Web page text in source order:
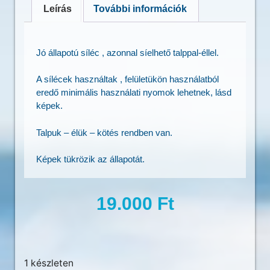
Leírás További információk
Jó állapotú síléc , azonnal síelhető talppal-éllel.
A sílécek használtak , felületükön használatból
eredő minimális használati nyomok lehetnek, lásd
képek.
Talpuk – élük – kötés rendben van.
Képek tükrözik az állapotát.
19.000 Ft
1 készleten